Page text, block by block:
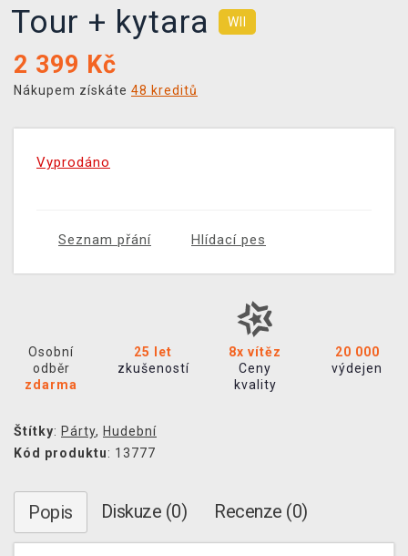
Tour + kytara
WII
2 399 Kč
Nákupem získáte 48 kreditů
Vyprodáno
Seznam přání Hlídací pes
Osobní
odběr
zdarma
25 let
zkušeností
8x vítěz
Ceny
kvality
20 000
výdejen
Štítky: Párty, Hudební
Kód produktu: 13777
Popis Diskuze (0) Recenze (0)